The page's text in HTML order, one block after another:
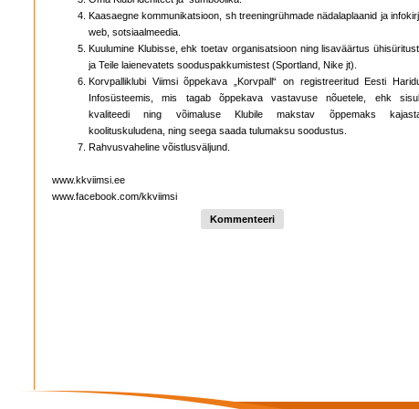
Kaasaegne kommunikatsioon, sh treeningrühmade nädalaplaanid ja
web, sotsiaalmeedia.
Kuulumine Klubisse, ehk toetav organisatsioon ning lisaväärtus
ja Teile laienevatets sooduspakkumistest (Sportland, Nike jt).
Korvpalliklubi Viimsi õppekava „Korvpall“ on registreeritud Eesti
Infosüsteemis, mis tagab õppekava vastavuse nõuetele, ehk
kvaliteedi ning võimaluse Klubile makstav õppemaks
koolituskuludena, ning seega saada tulumaksu soodustus.
Rahvusvaheline võistlusväljund.
www.kkviimsi.ee
www.facebook.com/kkviimsi
Kommenteeri